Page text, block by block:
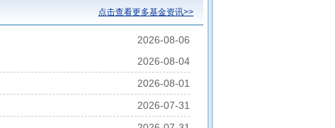
点击查看更多基金资讯>>
2026-08-06
2026-08-04
2026-08-01
2026-07-31